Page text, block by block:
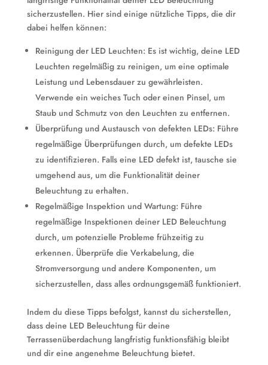
sicherzustellen. Hier sind einige nützliche Tipps, die dir
dabei helfen können:
Reinigung der LED Leuchten: Es ist wichtig, deine LED
Leuchten regelmäßig zu reinigen, um eine optimale
Leistung und Lebensdauer zu gewährleisten.
Verwende ein weiches Tuch oder einen Pinsel, um
Staub und Schmutz von den Leuchten zu entfernen.
Überprüfung und Austausch von defekten LEDs: Führe
regelmäßige Überprüfungen durch, um defekte LEDs
zu identifizieren. Falls eine LED defekt ist, tausche sie
umgehend aus, um die Funktionalität deiner
Beleuchtung zu erhalten.
Regelmäßige Inspektion und Wartung: Führe
regelmäßige Inspektionen deiner LED Beleuchtung
durch, um potenzielle Probleme frühzeitig zu
erkennen. Überprüfe die Verkabelung, die
Stromversorgung und andere Komponenten, um
sicherzustellen, dass alles ordnungsgemäß funktioniert.
Indem du diese Tipps befolgst, kannst du sicherstellen,
dass deine LED Beleuchtung für deine
Terrassenüberdachung langfristig funktionsfähig bleibt
und dir eine angenehme Beleuchtung bietet.